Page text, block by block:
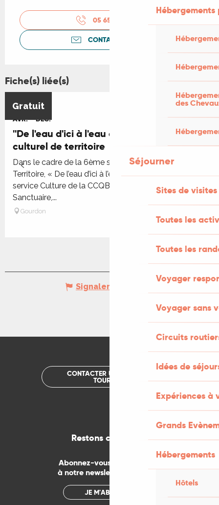
des
Séjourner
Sites de visites
Toutes les
Toutes les
Voyager
Voyager sans
Circuits
Idées de
Expériences à
Grands
Hébergements
Hôtels
05 65 41 30
CONTACTEZ-NOUS
Fiche(s) liée(s)
Gratuit
3
AVR.
19
DÉC.
''De l'eau d'ici à l'eau de là'', un projet
culturel de territoire
Dans le cadre de la 6ème saison du Projet Culturel de
Territoire, « De l’eau d’ici à l’eau de là » proposé par le
service Culture de la CCQB, venez découvrir
Sanctuaire,...
Gourdon
Signaler une erreur
CONTACTER UN OFFICE DE
TOURISME
Restons connectés
Abonnez-vous gratuitement
à notre newsletter mensuelle
JE M'ABONNE